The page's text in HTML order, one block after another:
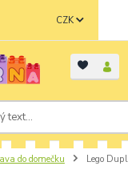
CZK
do domečku
Lego